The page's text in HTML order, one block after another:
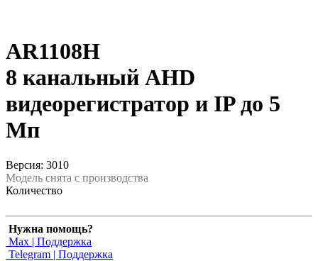
AR1108H
8 канальный AHD
видеорегистратор и IP до 5
Мп
Версия: 3010
Модель снята с производства
Количество
Нужна помощь?
Max | Поддержка
Telegram | Поддержка